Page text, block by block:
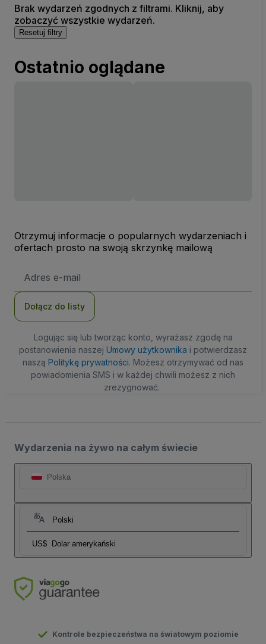
Brak wydarzeń zgodnych z filtrami. Kliknij, aby
zobaczyć wszystkie wydarzeń.
Resetuj filtry
Ostatnio oglądane
Otrzymuj informacje o popularnych wydarzeniach i
ofertach prosto na swoją skrzynkę mailową
e-
Dołącz do listy
Logując się lub tworząc konto, wyrażasz zgodę na
postanowienia naszej Umowy użytkownika i potwierdzasz
naszą Politykę prywatności. Możesz otrzymywać od nas
powiadomienia SMS i w każdej chwili możesz z nich
zrezygnować.
Wydarzenia na żywo na całym świecie
Polska
Polski
US$ Dolar amerykański
Kontrole bezpieczeństwa na światowym poziomie